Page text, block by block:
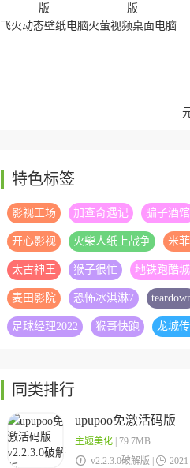
飞火动态壁纸电脑火萤视频桌面电脑
upupoo免激活码版rWallpaper(动态壁
纸软件)
特色标签
影视工场 加查奇遇记 骗子酒馆
开心影视 火柴人纸上战争 米
太古神王 猴子很忙 地铁跑酷
麦田影院 恐怖冰淇淋7
足球经理2022 猴哥快跑 龙城
同类排行
upupoo免激活码版
主题美化| 79.7MB
 v2.2.3.0破解版 | 